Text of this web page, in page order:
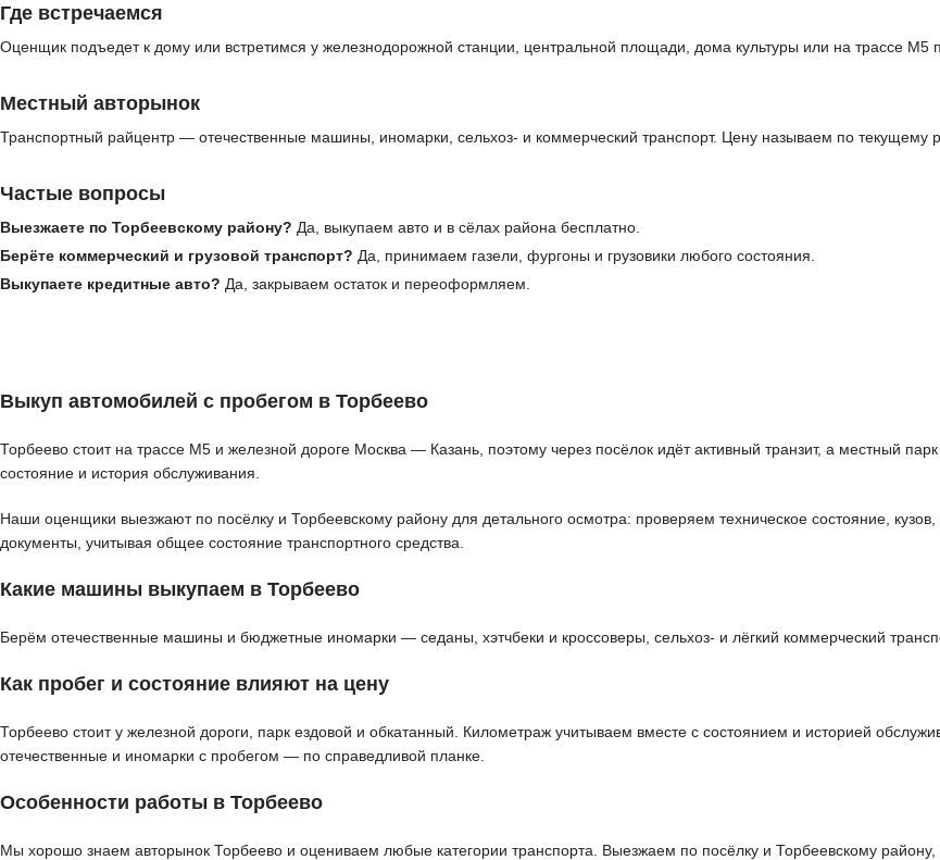
Где встречаемся
Оценщик подъедет к дому или встретимся у железнодорожной станции, центральной площади, дома культуры или на трассе М5
Местный авторынок
Транспортный райцентр — отечественные машины, иномарки, сельхоз- и коммерческий транспорт. Цену называем по текущему
Частые вопросы
Выезжаете по Торбеевскому району? Да, выкупаем авто и в сёлах района бесплатно.
Берёте коммерческий и грузовой транспорт? Да, принимаем газели, фургоны и грузовики любого состояния.
Выкупаете кредитные авто? Да, закрываем остаток и переоформляем.
Выкуп автомобилей с пробегом в Торбеево
Торбеево стоит на трассе М5 и железной дороге Москва — Казань, поэтому через посёлок идёт активный транзит, а местный
состояние и история обслуживания.
Наши оценщики выезжают по посёлку и Торбеевскому району для детального осмотра: проверяем техническое состояние,
документы, учитывая общее состояние транспортного средства.
Какие машины выкупаем в Торбеево
Берём отечественные машины и бюджетные иномарки — седаны, хэтчбеки и кроссоверы, сельхоз- и лёгкий коммерческий
Как пробег и состояние влияют на цену
Торбеево стоит у железной дороги, парк ездовой и обкатанный. Километраж учитываем вместе с состоянием и историей
отечественные и иномарки с пробегом — по справедливой планке.
Особенности работы в Торбеево
Мы хорошо знаем авторынок Торбеево и оцениваем любые категории транспорта. Выезжаем по посёлку и Торбеевскому